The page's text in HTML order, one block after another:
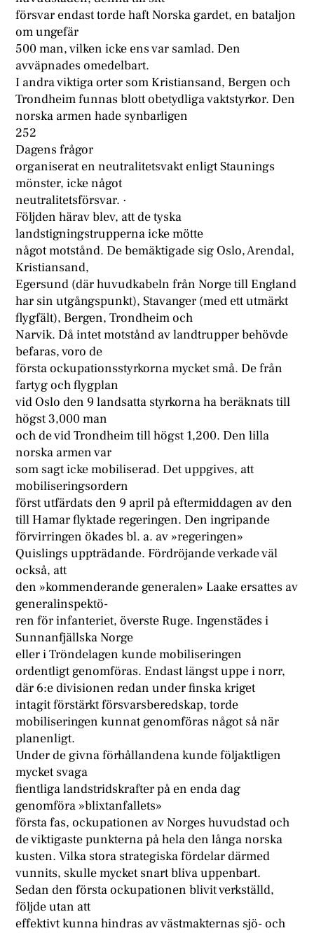
försvar endast torde haft Norska gardet, en bataljon
om ungefär
500 man, vilken icke ens var samlad. Den
avväpnades omedelbart.
I andra viktiga orter som Kristiansand, Bergen och
Trondheim funnas blott obetydliga vaktstyrkor. Den
norska armen hade synbarligen
252
Dagens frågor
organiserat en neutralitetsvakt enligt Staunings
mönster, icke något
neutralitetsförsvar. ·
Följden härav blev, att de tyska
landstigningstrupperna icke mötte
något motstånd. De bemäktigade sig Oslo, Arendal,
Kristiansand,
Egersund (där huvudkabeln från Norge till England
har sin utgångspunkt), Stavanger (med ett utmärkt
flygfält), Bergen, Trondheim och
Narvik. Då intet motstånd av landtrupper behövde
befaras, voro de
första ockupationsstyrkorna mycket små. De från
fartyg och flygplan
vid Oslo den 9 landsatta styrkorna ha beräknats till
högst 3,000 man
och de vid Trondheim till högst 1,200. Den lilla
norska armen var
som sagt icke mobiliserad. Det uppgives, att
mobiliseringsordern
först utfärdats den 9 april på eftermiddagen av den
till Hamar flyktade regeringen. Den ingripande
förvirringen ökades bl. a. av »regeringen»
Quislings uppträdande. Fördröjande verkade väl
också, att
den »kommenderande generalen» Laake ersattes av
generalinspektö-
ren för infanteriet, överste Ruge. Ingenstädes i
Sunnanfjällska Norge
eller i Tröndelagen kunde mobiliseringen
ordentligt genomföras. Endast längst uppe i norr,
där 6:e divisionen redan under finska kriget
intagit förstärkt försvarsberedskap, torde
mobiliseringen kunnat genomföras något så när
planenligt.
Under de givna förhållandena kunde följaktligen
mycket svaga
fientliga landstridskrafter på en enda dag
genomföra »blixtanfallets»
första fas, ockupationen av Norges huvudstad och
de viktigaste punkterna på hela den långa norska
kusten. Vilka stora strategiska fördelar därmed
vunnits, skulle mycket snart bliva uppenbart.
Sedan den första ockupationen blivit verkställd,
följde utan att
effektivt kunna hindras av västmakternas sjö- och